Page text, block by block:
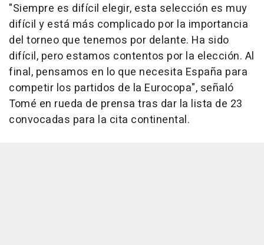
"Siempre es difícil elegir, esta selección es muy
difícil y está más complicado por la importancia
del torneo que tenemos por delante. Ha sido
difícil, pero estamos contentos por la elección. Al
final, pensamos en lo que necesita España para
competir los partidos de la Eurocopa", señaló
Tomé en rueda de prensa tras dar la lista de 23
convocadas para la cita continental.